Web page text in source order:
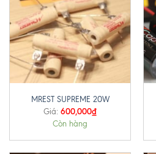
MREST SUPREME 20W
Giá: 600,000₫
Còn hàng